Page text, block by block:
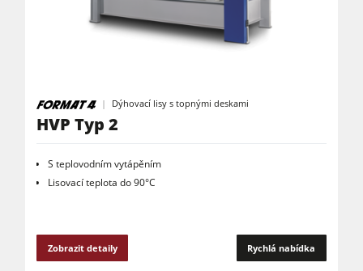
CNC obráběcí centra
Pásové a hranové brusky
Pásové pily
Velkoplošné pily
Briketovací lisy
Dýhovací lisy s topnými deskami
HVP Typ 2
S teplovodním vytápěním
Lisovací teplota do 90°C
Zobrazit detaily Rychlá nabídka